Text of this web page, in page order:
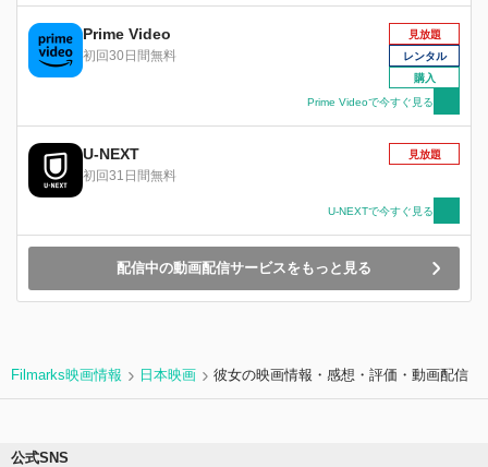
Prime Video
初回30日間無料
見放題
レンタル
購入
Prime Videoで今すぐ見る
U-NEXT
初回31日間無料
見放題
U-NEXTで今すぐ見る
配信中の動画配信サービスをもっと見る
Filmarks映画情報 日本映画 彼女の映画情報・感想・評価・動画配信
公式SNS